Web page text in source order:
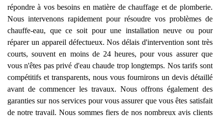
répondre à vos besoins en matière de chauffage et de plomberie.
Nous intervenons rapidement pour résoudre vos problèmes de
chauffe-eau, que ce soit pour une installation neuve ou pour
réparer un appareil défectueux. Nos délais d'intervention sont très
courts, souvent en moins de 24 heures, pour vous assurer que
vous n'êtes pas privé d'eau chaude trop longtemps. Nos tarifs sont
compétitifs et transparents, nous vous fournirons un devis détaillé
avant de commencer les travaux. Nous offrons également des
garanties sur nos services pour vous assurer que vous êtes satisfait
de notre travail. Nous sommes fiers de nos nombreux avis clients